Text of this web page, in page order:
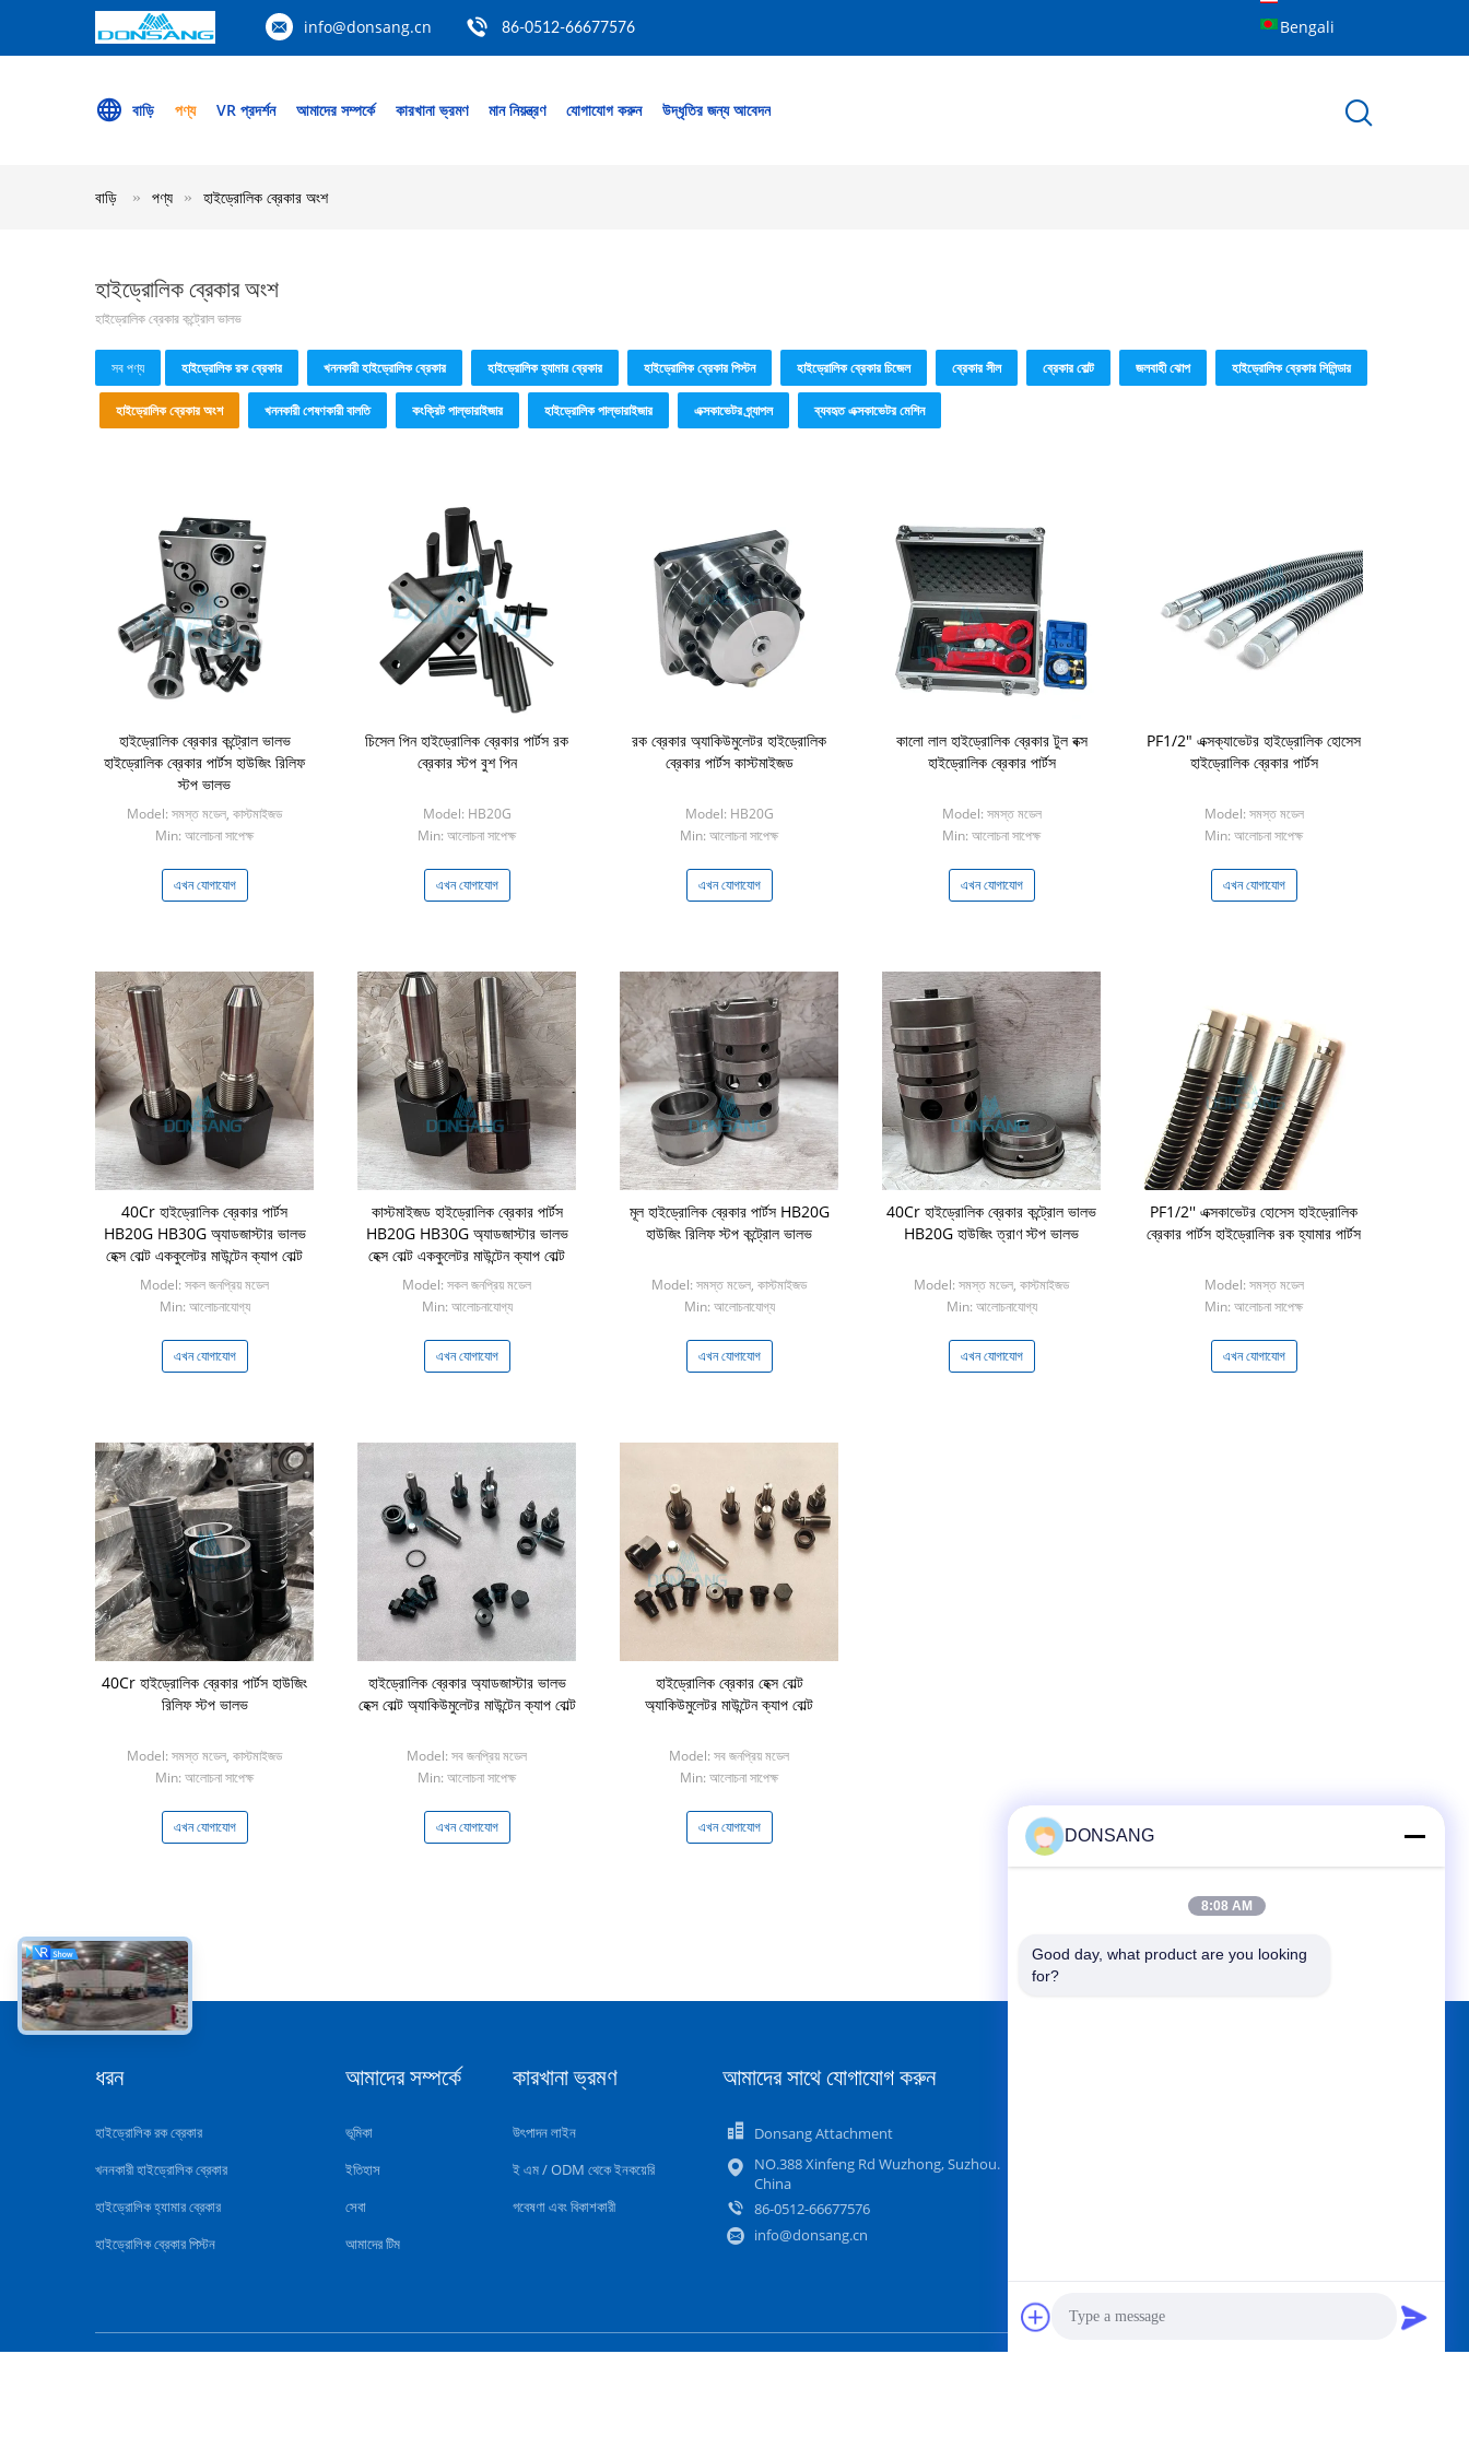
info@donsang.cn 86-0512-66677576 Bengali
বাড়ি পণ্য VR প্রদর্শন আমাদের সম্পর্কে কারখানা ভ্রমণ মান নিয়ন্ত্রণ যোগাযোগ করুন উদ্ধৃতির জন্য আবেদন
বাড়ি পণ্য হাইড্রোলিক ব্রেকার অংশ
হাইড্রোলিক ব্রেকার অংশ
হাইড্রোলিক ব্রেকার কন্ট্রোল ভালভ
সব পণ্য হাইড্রোলিক রক ব্রেকার খননকারী হাইড্রোলিক ব্রেকার হাইড্রোলিক হ্যামার ব্রেকার হাইড্রোলিক ব্রেকার পিস্টন হাইড্রোলিক ব্রেকার চিজেল ব্রেকার সীল ব্রেকার বোল্ট জলবাহী ঝোপ হাইড্রোলিক ব্রেকার সিলিন্ডার
হাইড্রোলিক ব্রেকার অংশ খননকারী পেষণকারী বালতি কংক্রিট পাল্ভারাইজার হাইড্রোলিক পাল্ভারাইজার এক্সকাভেটর গ্র্যাপল ব্যবহৃত এক্সকাভেটর মেশিন
হাইড্রোলিক ব্রেকার কন্ট্রোল ভালভ
হাইড্রোলিক ব্রেকার পার্টস হাউজিং রিলিফ
স্টপ ভালভ
Model: সমস্ত মডেল, কাস্টমাইজড
Min: আলোচনা সাপেক্ষ
এখন যোগাযোগ
চিসেল পিন হাইড্রোলিক ব্রেকার পার্টস রক
ব্রেকার স্টপ বুশ পিন
Model: HB20G
Min: আলোচনা সাপেক্ষ
এখন যোগাযোগ
রক ব্রেকার অ্যাকিউমুলেটর হাইড্রোলিক
ব্রেকার পার্টস কাস্টমাইজড
Model: HB20G
Min: আলোচনা সাপেক্ষ
এখন যোগাযোগ
কালো লাল হাইড্রোলিক ব্রেকার টুল বক্স
হাইড্রোলিক ব্রেকার পার্টস
Model: সমস্ত মডেল
Min: আলোচনা সাপেক্ষ
এখন যোগাযোগ
PF1/2" এক্সক্যাভেটর হাইড্রোলিক হোসেস
হাইড্রোলিক ব্রেকার পার্টস
Model: সমস্ত মডেল
Min: আলোচনা সাপেক্ষ
এখন যোগাযোগ
40Cr হাইড্রোলিক ব্রেকার পার্টস
HB20G HB30G অ্যাডজাস্টার ভালভ
হেক্স বোল্ট এককুলেটর মাউন্টেন ক্যাপ বোল্ট
Model: সকল জনপ্রিয় মডেল
Min: আলোচনাযোগ্য
এখন যোগাযোগ
কাস্টমাইজড হাইড্রোলিক ব্রেকার পার্টস
HB20G HB30G অ্যাডজাস্টার ভালভ
হেক্স বোল্ট এককুলেটর মাউন্টেন ক্যাপ বোল্ট
Model: সকল জনপ্রিয় মডেল
Min: আলোচনাযোগ্য
এখন যোগাযোগ
মূল হাইড্রোলিক ব্রেকার পার্টস HB20G
হাউজিং রিলিফ স্টপ কন্ট্রোল ভালভ
Model: সমস্ত মডেল, কাস্টমাইজড
Min: আলোচনাযোগ্য
এখন যোগাযোগ
40Cr হাইড্রোলিক ব্রেকার কন্ট্রোল ভালভ
HB20G হাউজিং ত্রাণ স্টপ ভালভ
Model: সমস্ত মডেল, কাস্টমাইজড
Min: আলোচনাযোগ্য
এখন যোগাযোগ
PF1/2'' এক্সকাভেটর হোসেস হাইড্রোলিক
ব্রেকার পার্টস হাইড্রোলিক রক হ্যামার পার্টস
Model: সমস্ত মডেল
Min: আলোচনা সাপেক্ষ
এখন যোগাযোগ
40Cr হাইড্রোলিক ব্রেকার পার্টস হাউজিং
রিলিফ স্টপ ভালভ
Model: সমস্ত মডেল, কাস্টমাইজড
Min: আলোচনা সাপেক্ষ
এখন যোগাযোগ
হাইড্রোলিক ব্রেকার অ্যাডজাস্টার ভালভ
হেক্স বোল্ট অ্যাকিউমুলেটর মাউন্টেন ক্যাপ বোল্ট
Model: সব জনপ্রিয় মডেল
Min: আলোচনা সাপেক্ষ
এখন যোগাযোগ
হাইড্রোলিক ব্রেকার হেক্স বোল্ট
অ্যাকিউমুলেটর মাউন্টেন ক্যাপ বোল্ট
Model: সব জনপ্রিয় মডেল
Min: আলোচনা সাপেক্ষ
এখন যোগাযোগ
ধরন
হাইড্রোলিক রক ব্রেকার
খননকারী হাইড্রোলিক ব্রেকার
হাইড্রোলিক হ্যামার ব্রেকার
হাইড্রোলিক ব্রেকার পিস্টন
আমাদের সম্পর্কে
ভূমিকা
ইতিহাস
সেবা
আমাদের টিম
কারখানা ভ্রমণ
উৎপাদন লাইন
ই এম / ODM থেকে ইনকয়েরি
গবেষণা এবং বিকাশকারী
আমাদের সাথে যোগাযোগ করুন
Donsang Attachment
NO.388 Xinfeng Rd Wuzhong, Suzhou.
China
86-0512-66677576
info@donsang.cn
DONSANG
8:08 AM
Good day, what product are you looking
for?